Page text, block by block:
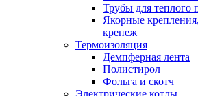
Трубы для теплого
Якорные
крепеж
Термоизоляция
Демпферная лента
Полистирол
Фольга и скотч